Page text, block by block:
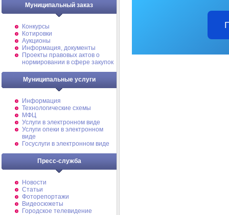
Муниципальный заказ
Конкурсы
Котировки
Аукционы
Информация, документы
Проекты правовых актов о
нормировании в сфере закупок
Муниципальные услуги
Информация
Технологические схемы
МФЦ
Услуги в электронном виде
Услуги опеки в электронном
виде
Госуслуги в электронном виде
Пресс-служба
Новости
Статьи
Фоторепортажи
Видеосюжеты
Городское телевидение